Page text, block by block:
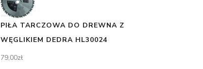
PIŁA TARCZOWA DO DREWNA Z
WĘGLIKIEM DEDRA HL30024
79,00zł